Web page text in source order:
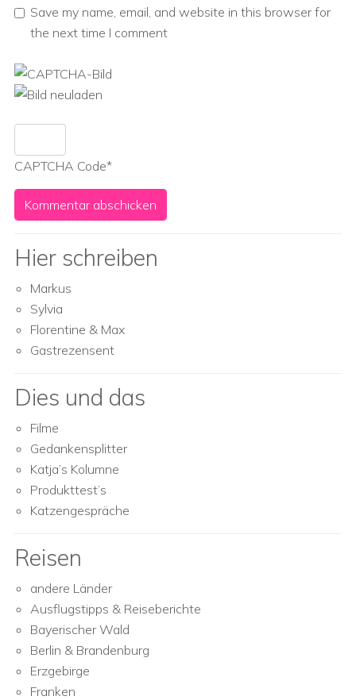
Save my name, email, and website in this browser for
the next time I comment
CAPTCHA Code*
Hier schreiben
Markus
Sylvia
Florentine & Max
Gastrezensent
Dies und das
Filme
Gedankensplitter
Katja’s Kolumne
Produkttest’s
Katzengespräche
Reisen
andere Länder
Ausflugstipps & Reiseberichte
Bayerischer Wald
Berlin & Brandenburg
Erzgebirge
Franken